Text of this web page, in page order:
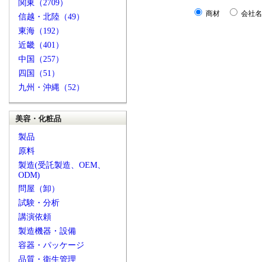
関東（2709）
信越・北陸（49）
東海（192）
近畿（401）
中国（257）
四国（51）
九州・沖縄（52）
美容・化粧品
製品
原料
製造(受託製造、OEM、
ODM)
問屋（卸）
試験・分析
講演依頼
製造機器・設備
容器・パッケージ
品質・衛生管理
商材 会社名